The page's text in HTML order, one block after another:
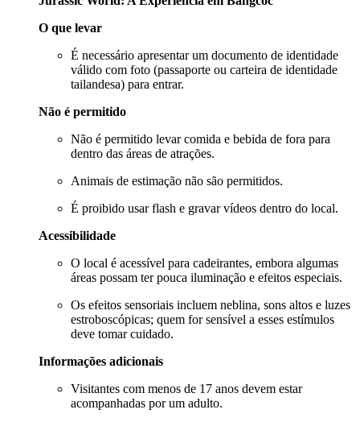
O que levar
É necessário apresentar um documento de identidade
válido com foto (passaporte ou carteira de identidade
tailandesa) para entrar.
Não é permitido
Não é permitido levar comida e bebida de fora para
dentro das áreas de atrações.
Animais de estimação não são permitidos.
É proibido usar flash e gravar vídeos dentro do local.
Acessibilidade
O local é acessível para cadeirantes, embora algumas
áreas possam ter pouca iluminação e efeitos especiais.
Os efeitos sensoriais incluem neblina, sons altos e luzes
estroboscópicas; quem for sensível a esses estímulos
deve tomar cuidado.
Informações adicionais
Visitantes com menos de 17 anos devem estar
acompanhadas por um adulto.